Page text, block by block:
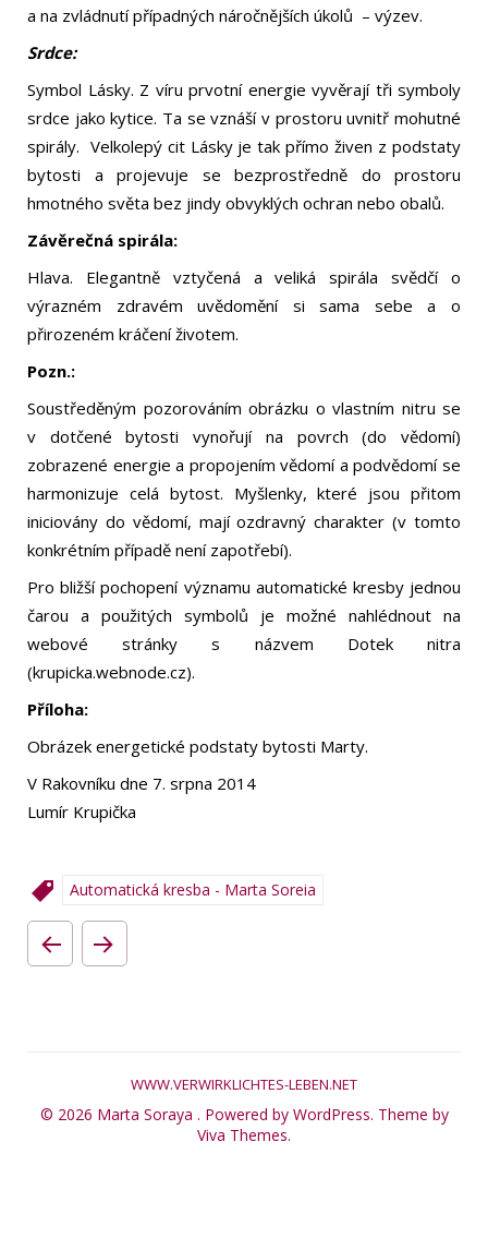
a na zvládnutí případných náročnějších úkolů – výzev.
Srdce:
Symbol Lásky. Z víru prvotní energie vyvěrají tři symboly
srdce jako kytice. Ta se vznáší v prostoru uvnitř mohutné
spirály. Velkolepý cit Lásky je tak přímo živen z podstaty
bytosti a projevuje se bezprostředně do prostoru
hmotného světa bez jindy obvyklých ochran nebo obalů.
Závěrečná spirála:
Hlava. Elegantně vztyčená a veliká spirála svědčí o
výrazném zdravém uvědomění si sama sebe a o
přirozeném kráčení životem.
Pozn.:
Soustředěným pozorováním obrázku o vlastním nitru se
v dotčené bytosti vynořují na povrch (do vědomí)
zobrazené energie a propojením vědomí a podvědomí se
harmonizuje celá bytost. Myšlenky, které jsou přitom
iniciovány do vědomí, mají ozdravný charakter (v tomto
konkrétním případě není zapotřebí).
Pro bližší pochopení významu automatické kresby jednou
čarou a použitých symbolů je možné nahlédnout na
webové stránky s názvem Dotek nitra
(krupicka.webnode.cz).
Příloha:
Obrázek energetické podstaty bytosti Marty.
V Rakovníku dne 7. srpna 2014
Lumír Krupička
Automatická kresba - Marta Soreia
WWW.VERWIRKLICHTES-LEBEN.NET
© 2026 Marta Soraya . Powered by WordPress. Theme by
Viva Themes.